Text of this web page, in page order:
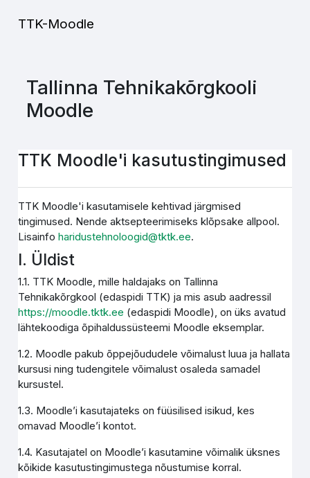
TTK-Moodle
Tallinna Tehnikakõrgkooli
Moodle
TTK Moodle'i kasutustingimused
TTK Moodle'i kasutamisele kehtivad järgmised
tingimused. Nende aktsepteerimiseks klõpsake allpool.
Lisainfoharidustehnoloogid@tktk.ee.
I. Üldist
1.1. TTK Moodle, mille haldajaks on Tallinna
Tehnikakõrgkool (edaspidi TTK) ja mis asub aadressil
https://moodle.tktk.ee (edaspidi Moodle), on üks avatud
lähtekoodiga õpihaldussüsteemi Moodle eksemplar.
1.2. Moodle pakub õppejõududele võimalust luua ja hallata
kursusi ning tudengitele võimalust osaleda samadel
kursustel.
1.3. Moodle’i kasutajateks on füüsilised isikud, kes
omavad Moodle’i kontot.
1.4. Kasutajatel on Moodle’i kasutamine võimalik üksnes
kõikide kasutustingimustega nõustumise korral.